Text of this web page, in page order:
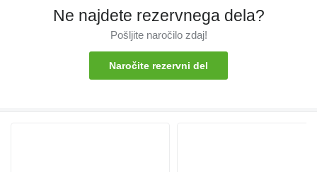
Ne najdete rezervnega dela?
Pošljite naročilo zdaj!
Naročite rezervni del